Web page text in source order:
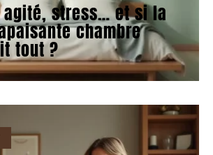
agité, stress… et si la
chambre
tout ?